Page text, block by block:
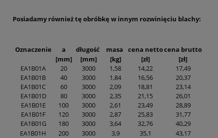
Posiadamy również tę obróbkę w innym rozwinięciu blachy:
Oznaczenie a długość masa cena nettocena brutto
[mm]
[mm] [kg] [zł]
[zł]
EA1B01A
20 3000 1,58 14,22
17,49
EA1B01B
40 3000 1,84 16,56
20,37
EA1B01C
60 3000 2,09 18,81
23,14
EA1B01D
80 3000 2,35 21,15
26,01
EA1B01E
100 3000 2,61 23,49
28,89
EA1B01F
120 3000 2,87 25,83
31,77
EA1B01G
180 3000 3,64 32,76
40,29
EA1B01H
200 3000 3,9 35,1 43,17